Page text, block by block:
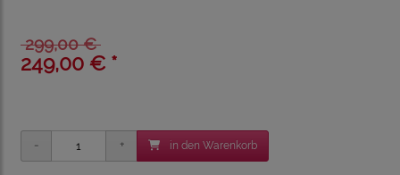
299,00 €
249,00 € *
in den Warenkorb